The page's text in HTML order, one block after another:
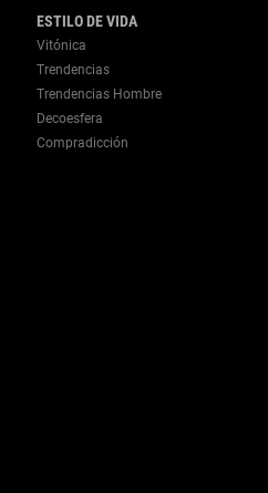
ESTILO DE VIDA
Vitónica
Trendencias
Trendencias Hombre
Decoesfera
Compradicción